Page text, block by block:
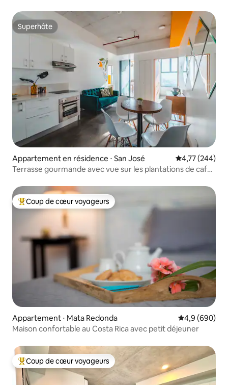
Superhôte
Superhôte
Appartement en résidence ⋅ San José Évaluation
4,77 (244)
Terrasse gourmande avec vue sur les plantations de café
Coups de cœur voyageurs les plus appréciés
Coup de cœur voyageurs
Appartement ⋅ Mata Redonda Évaluation
4,9 (690)
Maison confortable au Costa Rica avec petit déjeuner
Coups de cœur voyageurs les plus appréciés
Coup de cœur voyageurs